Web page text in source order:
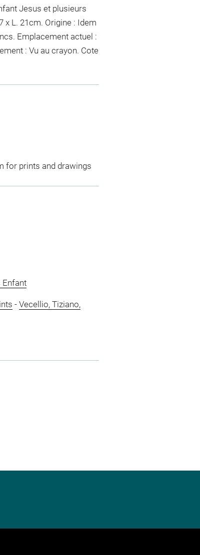
Jesus et plusieurs
x L. 21cm. Origine : Idem
Emplacement actuel :
: Vu au crayon. Cote
for prints and drawings
Enfant
- Vecellio, Tiziano,